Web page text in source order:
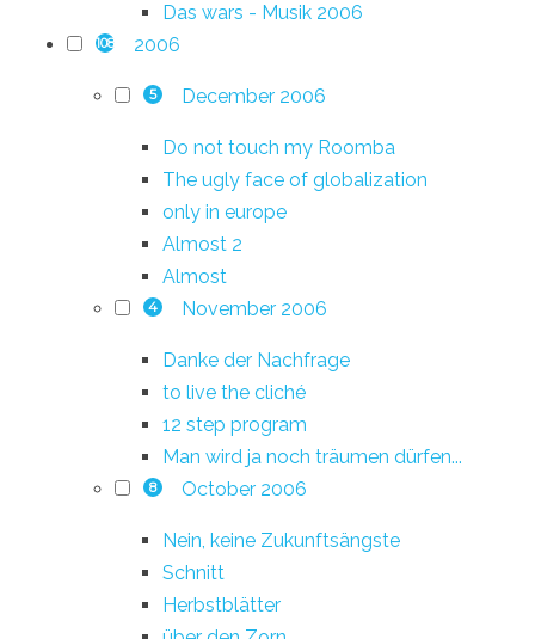
Das wars - Musik 2006
108 2006
5 December 2006
Do not touch my Roomba
The ugly face of globalization
only in europe
Almost 2
Almost
4 November 2006
Danke der Nachfrage
to live the cliché
12 step program
Man wird ja noch träumen dürfen...
8 October 2006
Nein, keine Zukunftsängste
Schnitt
Herbstblätter